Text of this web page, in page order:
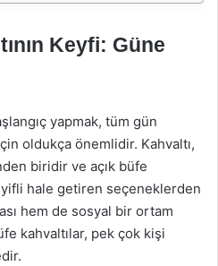
Keyfi: Güne
yapmak, tüm gün
oldukça önemlidir. Kahvaltı,
biridir ve açık büfe
hale getiren seçeneklerden
hem de sosyal bir ortam
kahvaltılar, pek çok kişi